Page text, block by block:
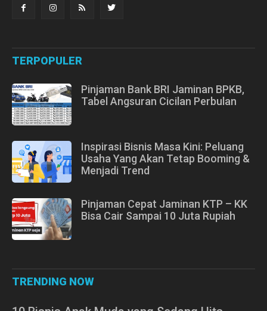
TERPOPULER
Pinjaman Bank BRI Jaminan BPKB,
Tabel Angsuran Cicilan Perbulan
Inspirasi Bisnis Masa Kini: Peluang
Usaha Yang Akan Tetap Booming &
Menjadi Trend
Pinjaman Cepat Jaminan KTP – KK
Bisa Cair Sampai 10 Juta Rupiah
TRENDING NOW